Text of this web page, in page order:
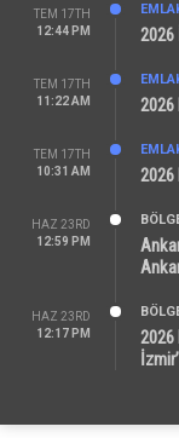
TEM 17TH
12:44 PM
2026
TEM 17TH
11:22 AM
2026
TEM 17TH
10:31 AM
2026
HAZ 23RD
12:59 PM
HAZ 23RD
12:17 PM
2026